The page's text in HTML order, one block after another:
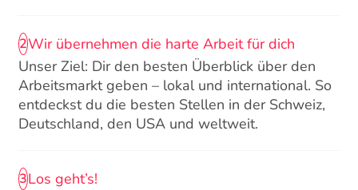
2Wir übernehmen die harte Arbeit für dich
Unser Ziel: Dir den besten Überblick über den
Arbeitsmarkt geben – lokal und international. So
entdeckst du die besten Stellen in der Schweiz,
Deutschland, den USA und weltweit.
3Los geht’s!